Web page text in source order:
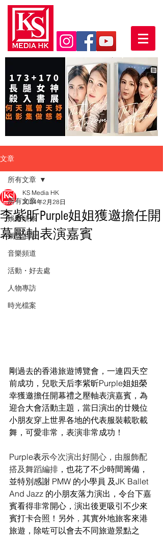
文章
所有文章
娛樂頭條
潮流生活
音樂頻道
活動・好去處
人物專訪
時光檔案
所有文章
李紫昕Purple姐姐獲邀擔任開
幕壓軸表演嘉賓
KS Media HK
2024年2月28日
剛過去的香港旅遊博覽會，一連四天空
前成功， 兒歌天后李紫昕Purple姐姐榮
幸獲邀擔任開幕禮之壓軸表演嘉賓，為
迎合大會活動主題，當日演出的廿幾位
小朋友穿上世界各地的代表服裝載歌載
舞，可愛非常，表演非常成功！
Purple表示今次演出好開心，由服飾配
搭及舞蹈編排 ，也花了不少時間籌備，
並特別感謝 PMW 的小學員 及JK Ballet
And Jazz 的小朋友落力演出，令台下嘉
賓看得非常開心，演出後更吸引不少來
賓打卡合照！另外 ， 其實外地旅客來港
旅遊，除咗可以會去不同旅遊景點之